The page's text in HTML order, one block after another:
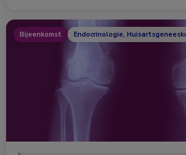
Bijeenkomst Endocrinologie,